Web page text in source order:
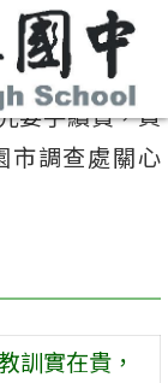
要手續費，買
市調查處關心
訓實在貴，